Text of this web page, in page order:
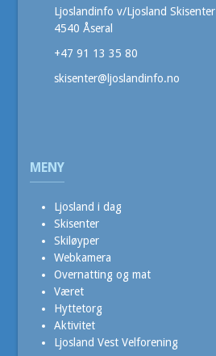
Ljoslandinfo v/Ljosland Skisenter
4540 Åseral
+47 91 13 35 80
skisenter@ljoslandinfo.no
MENY
Ljosland i dag
Skisenter
Skiløyper
Webkamera
Overnatting og mat
Været
Hyttetorg
Aktivitet
Ljosland Vest Velforening